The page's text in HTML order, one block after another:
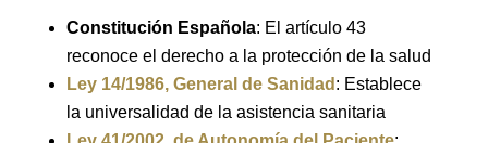
Constitución Española: El artículo 43
reconoce el derecho a la protección de la salud
Ley 14/1986, General de Sanidad : Establece
la universalidad de la asistencia sanitaria